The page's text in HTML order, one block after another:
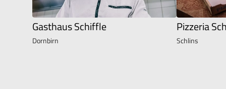
Gasthaus Schiffle
Dornbirn
Pizzeria
Schlins